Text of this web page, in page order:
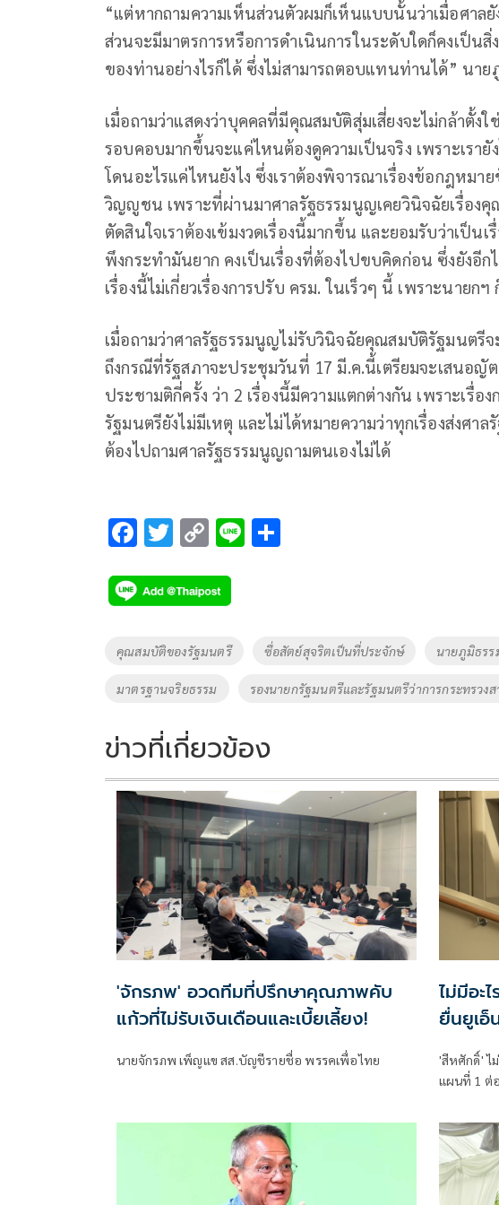
“แต่หากถามความเห็นส่วนตัวผมก็เห็นแบบนั้นว่าเมื่อศาล
ส่วนจะมีมาตรการหรือการดำเนินการในระดับใดก็คงเป็น
ของท่านอย่างไรก็ได้ ซึ่งไม่สามารถตอบแทนท่านได้” นาย
เมื่อถามว่าแสดงว่าบุคคลที่มีคุณสมบัติสุ่มเสี่ยงจะไม่กล้าตั้ง
รอบคอบมากขึ้นจะแค่ไหนต้องดูความเป็นจริง เพราะเรายั
โดนอะไรแค่ไหนยังไง ซึ่งเราต้องพิจารณาเรื่องข้อกฎหมาย
วิญญูชน เพราะที่ผ่านมาศาลรัฐธรรมนูญเคยวินิจฉัยเรื่อง
ตัดสินใจเราต้องเข้มงวดเรื่องนี้มากขึ้น และยอมรับว่าเป็น
พึงกระทำมันยาก คงเป็นเรื่องที่ต้องไปขบคิดก่อน ซึ่งยังอีก
เรื่องนี้ไม่เกี่ยวเรื่องการปรับ ครม. ในเร็วๆ นี้ เพราะนายกฯ
เมื่อถามว่าศาลรัฐธรรมนูญไม่รับวินิจฉัยคุณสมบัติรัฐมนตรี
ถึงกรณีที่รัฐสภาจะประชุมวันที่ 17 มี.ค.นี้เตรียมจะเสนอญั
ประชามติกี่ครั้ง ว่า 2 เรื่องนี้มีความแตกต่างกัน เพราะเรื่อ
รัฐมนตรียังไม่มีเหตุ และไม่ได้หมายความว่าทุกเรื่องส่งศาล
ต้องไปถามศาลรัฐธรรมนูญถามตนเองไม่ได้
F
e
b
o
k
T
tt
er
C
p
y
Li
k
Li
Tags
คุณสมบัติของรัฐมนตรี ซื่อสัตย์สุจริตเป็นที่ประจักษ์ นายภูมิธรร
มาตรฐานจริยธรรม รองนายกรัฐมนตรีและรัฐมนตรีว่าการกระทรวง
ข่าวที่เกี่ยวข้อง
'จักรภพ' อวดทีมที่ปรึกษาคุณภาพคับ
แก้วที่ไม่รับเงินเดือนและเบี้ยเลี้ยง!
นายจักรภพ เพ็ญแข สส.บัญชีรายชื่อ พรรคเพื่อไทย
ไม่มีอะ
ยื่นยูเ
'สีหศักดิ์' ไ
แผนที่ 1 ต่
กรรมการสิ